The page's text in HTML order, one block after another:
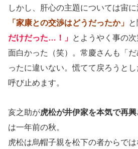
しかし、肝心の主題については宙
「家康との交渉はどうだったか」
だけだった…！」 とようやく事の
面白かった（笑）。常慶さんも「
ったに違いない。慌てて戻ろうと
呼び止めます。
亥之助が虎松が井伊家を本気で再
は一年前の秋。
虎松は烏帽子親を松下の者からで